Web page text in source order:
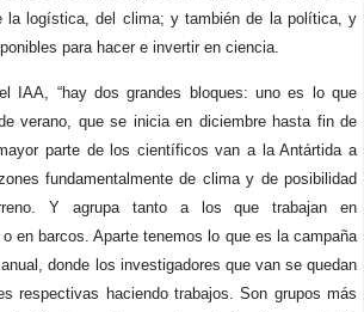
la logística, del clima; y también de la política, y
para hacer e invertir en ciencia.
IAA, “hay dos grandes bloques: uno es lo que
verano, que se inicia en diciembre hasta fin de
parte de los científicos van a la Antártida a
fundamentalmente de clima y de posibilidad
Y agrupa tanto a los que trabajan en
en barcos. Aparte tenemos lo que es la campaña
donde los investigadores que van se quedan
respectivas haciendo trabajos. Son grupos más